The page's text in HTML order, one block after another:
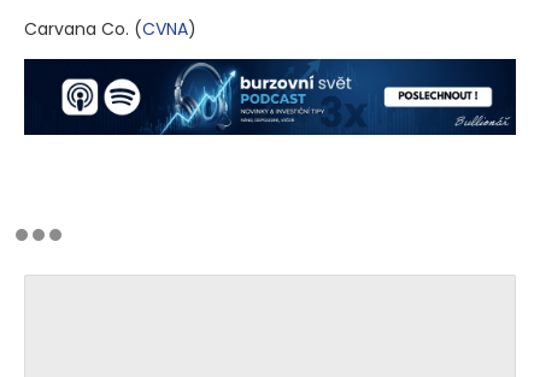
Carvana Co. (CVNA)